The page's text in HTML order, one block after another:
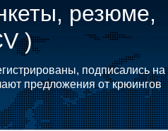
резюме,
)
подписались на
предложения от крюингов